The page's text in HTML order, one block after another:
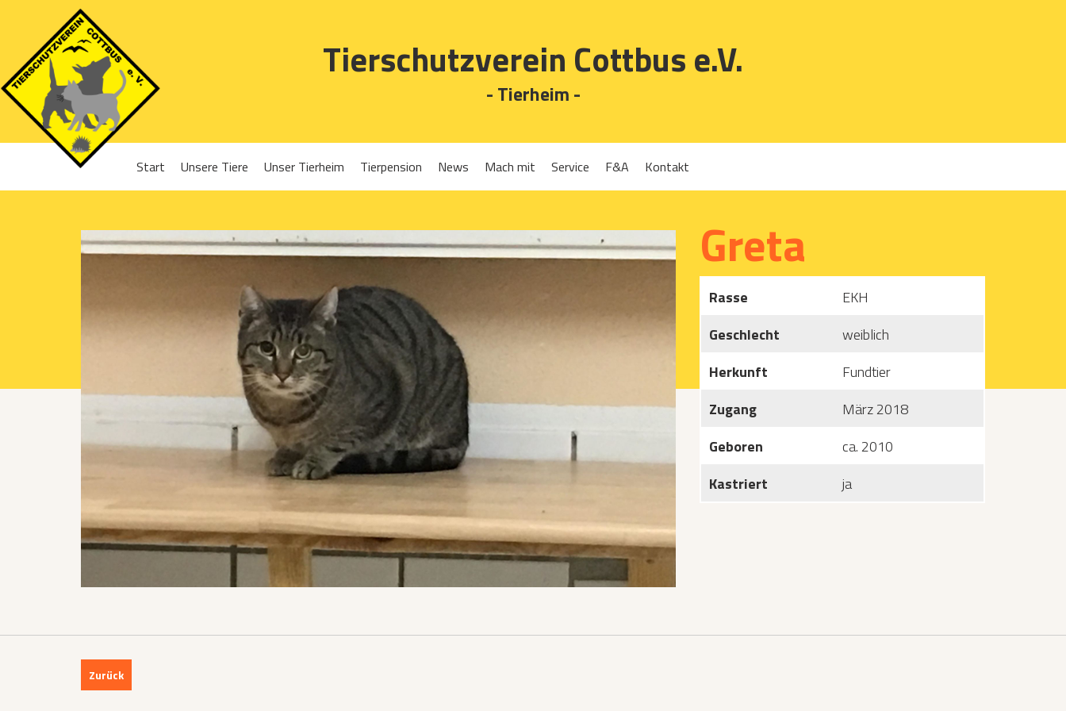
Tierschutzverein Cottbus e.V.
- Tierheim -
Start Unsere Tiere
Katzen
Unser Tierheim
Projekte 2017
Projekte 2018
Projekte 2019
Projekte 2020
Projekte 2021
Projekte 2022
Projekte 2023
Projekte 2024
Organisation
Tierpension News Mach mit
Ehrenamt
Mitglied werden
Testament
Service
Tierpension
F&A Kontakt
Greta
Rasse
EKH
Geschlecht
weiblich
Herkunft
Fundtier
Zugang
März 2018
Geboren
ca. 2010
Kastriert
ja
Zurück